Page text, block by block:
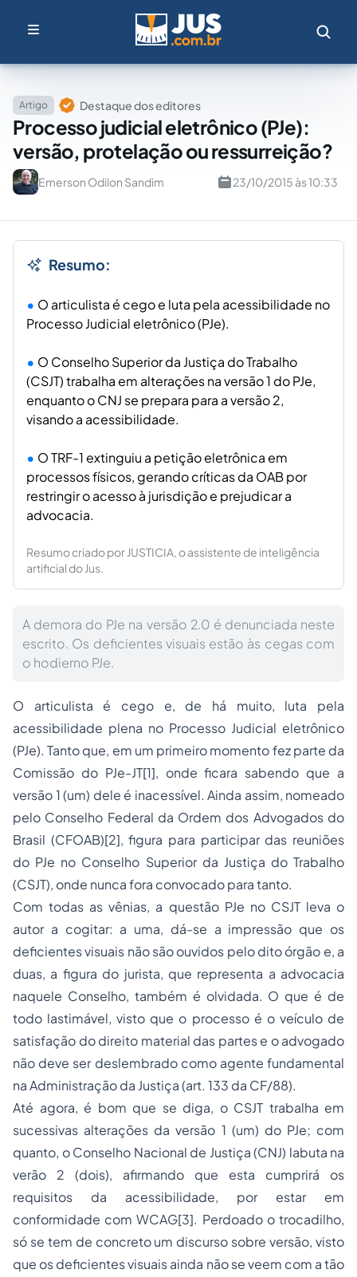
Artigo Destaque dos editores
Processo judicial eletrônico (PJe):
versão, protelação ou ressurreição?
Emerson Odilon Sandim 23/10/2015 às 10:33
Resumo:
O articulista é cego e luta pela acessibilidade no
Processo Judicial eletrônico (PJe).
O Conselho Superior da Justiça do Trabalho
(CSJT) trabalha em alterações na versão 1 do PJe,
enquanto o CNJ se prepara para a versão 2,
visando a acessibilidade.
O TRF-1 extinguiu a petição eletrônica em
processos físicos, gerando críticas da OAB por
restringir o acesso à jurisdição e prejudicar a
advocacia.
Resumo criado por JUSTICIA, o assistente de inteligência
artificial do Jus.
A demora do PJe na versão 2.0 é denunciada neste
escrito. Os deficientes visuais estão às cegas com
o hodierno PJe.
O articulista é cego e, de há muito, luta pela
acessibilidade plena no Processo Judicial eletrônico
(PJe). Tanto que, em um primeiro momento fez parte da
Comissão do PJe-JT[1], onde ficara sabendo que a
versão 1 (um) dele é inacessível. Ainda assim, nomeado
pelo Conselho Federal da Ordem dos Advogados do
Brasil (CFOAB)[2], figura para participar das reuniões
do PJe no Conselho Superior da Justiça do Trabalho
(CSJT), onde nunca fora convocado para tanto.
Com todas as vênias, a questão PJe no CSJT leva o
autor a cogitar: a uma, dá-se a impressão que os
deficientes visuais não são ouvidos pelo dito órgão e, a
duas, a figura do jurista, que representa a advocacia
naquele Conselho, também é olvidada. O que é de
todo lastimável, visto que o processo é o veículo de
satisfação do direito material das partes e o advogado
não deve ser deslembrado como agente fundamental
na Administração da Justiça (art. 133 da CF/88).
Até agora, é bom que se diga, o CSJT trabalha em
sucessivas alterações da versão 1 (um) do PJe; com
quanto, o Conselho Nacional de Justiça (CNJ) labuta na
verão 2 (dois), afirmando que esta cumprirá os
requisitos da acessibilidade, por estar em
conformidade com WCAG[3]. Perdoado o trocadilho,
só se tem de concreto um discurso sobre versão, visto
que os deficientes visuais ainda não se veem com a tão